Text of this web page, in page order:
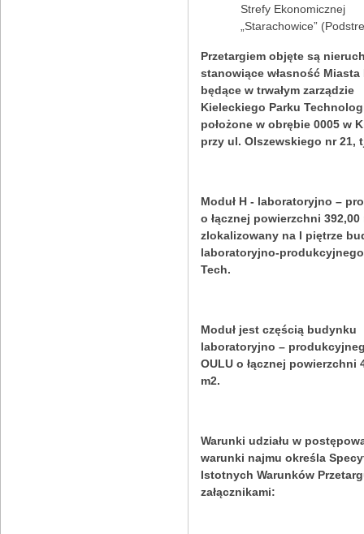
Strefy Ekonomicznej
„Starachowice”
Przetargiem objęte są
stanowiące własność Miasta
będące w trwałym zarządzie
Kieleckiego Parku
położone w obrębie 0005 w
przy ul. Olszewskiego nr 21,
Moduł H - laboratoryjno –
o łącznej powierzchni 392,00
zlokalizowany na I piętrze
laboratoryjno-produkcyjnego
Tech.
Moduł jest częścią budynku
laboratoryjno –
OULU o łącznej powierzchni
m2.
Warunki udziału w
warunki najmu określa
Istotnych Warunków
załącznikami: